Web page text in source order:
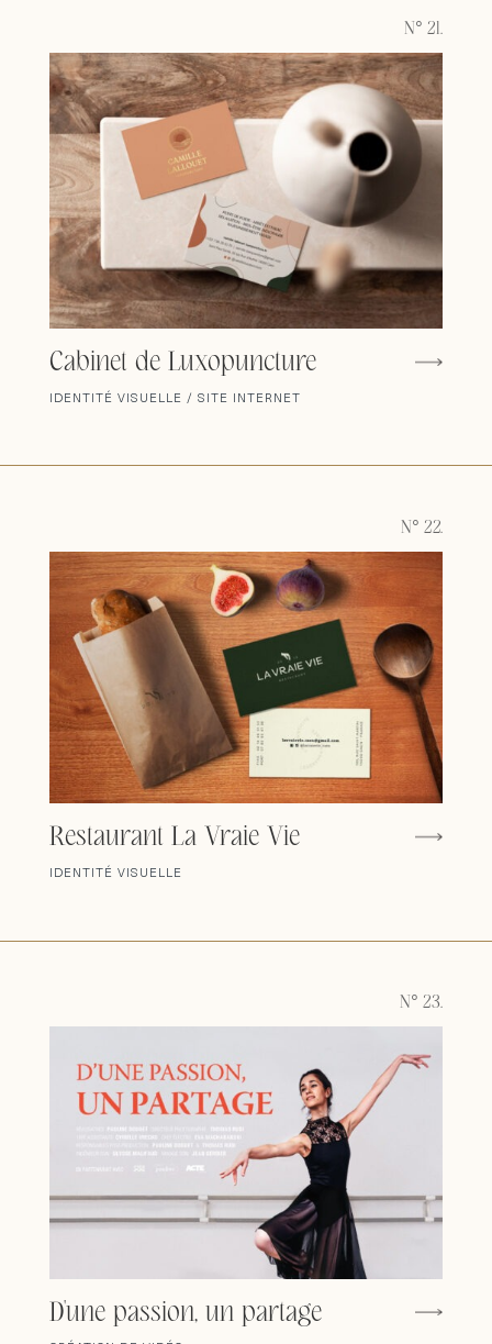
N° 21.
Cabinet de Luxopuncture
IDENTITÉ VISUELLE / SITE INTERNET
N° 22.
Restaurant La Vraie Vie
IDENTITÉ VISUELLE
N° 23.
D'une passion, un partage